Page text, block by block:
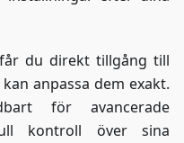
du direkt tillgång till
anpassa dem exakt.
för avancerade
kontroll över sina